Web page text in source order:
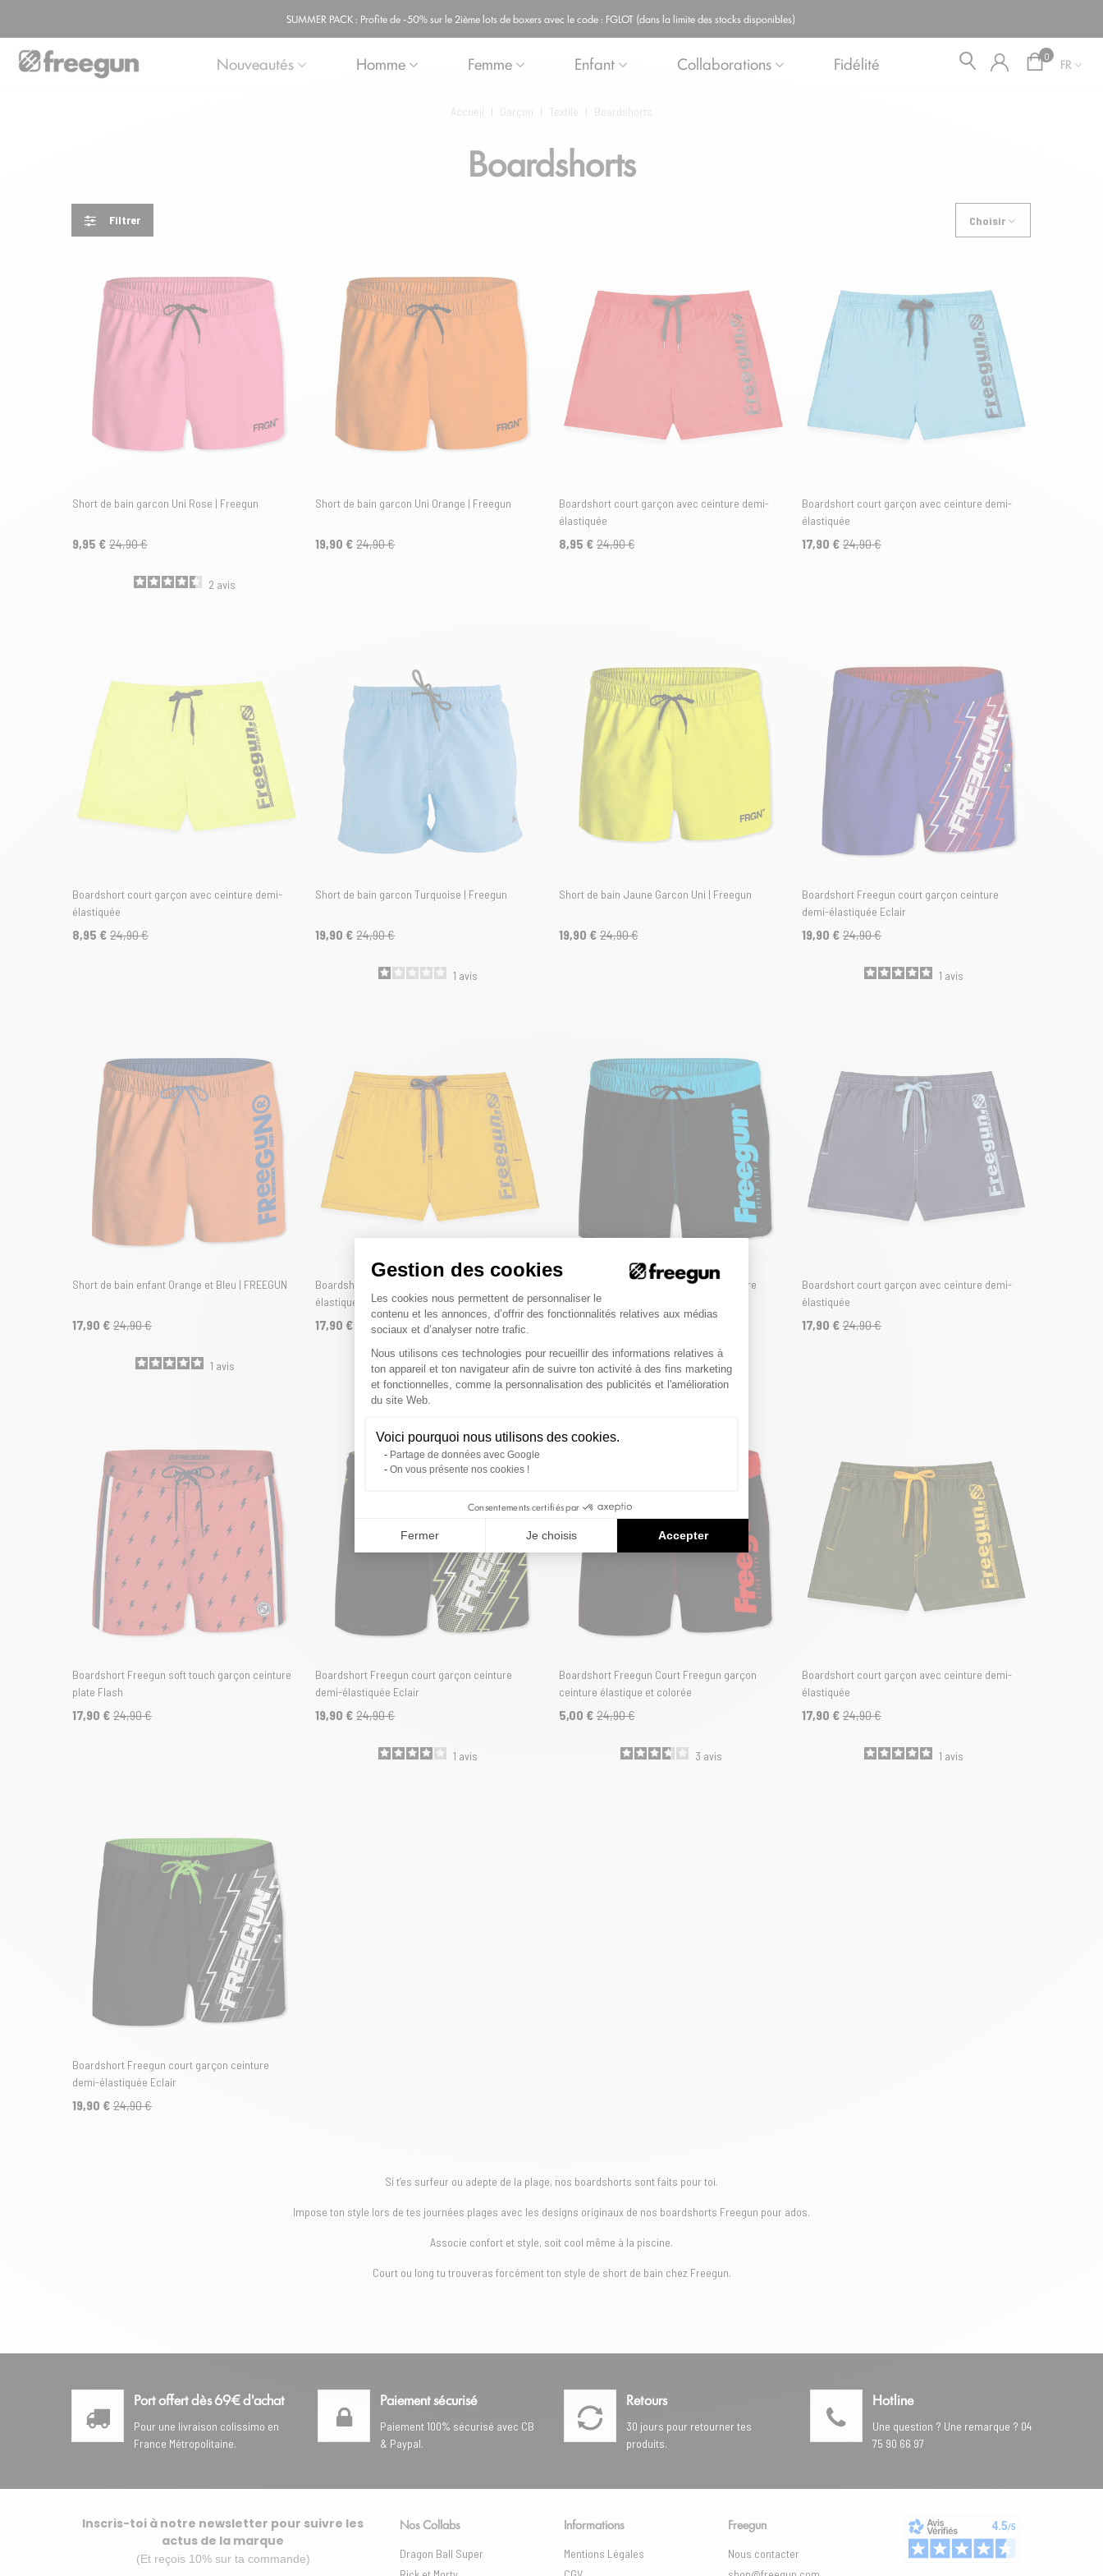
SUMMER PACK : Profite de -50% sur le 2ième lots de boxers avec le code : FGLOT (dans la limite des stocks disponibles)
Nouveautés Homme Femme Enfant Collaborations Fidélité 0 FR
Accueil | Garçon | Textile | Boardshorts
Boardshorts
Filtrer Choisir
Short de bain garcon Uni Rose | Freegun
9,95 € 24,90 €
2 avis
Short de bain garcon Uni Orange | Freegun
19,90 € 24,90 €
Boardshort court garçon avec ceinture demi-
élastiquée
8,95 € 24,90 €
Boardshort court garçon avec ceinture demi-
élastiquée
17,90 € 24,90 €
Boardshort court garçon avec ceinture demi-
élastiquée
8,95 € 24,90 €
Short de bain garcon Turquoise | Freegun
19,90 € 24,90 €
1 avis
Short de bain Jaune Garcon Uni | Freegun
19,90 € 24,90 €
Boardshort Freegun court garçon ceinture
demi-élastiquée Eclair
19,90 € 24,90 €
1 avis
Short de bain enfant Orange et Bleu | FREEGUN
17,90 € 24,90 €
1 avis
Boardshort court garçon avec ceinture demi-
élastiquée
17,90 € 24,90 €
Boardshort Court Freegun garçon ceinture
élastique et colorée
2avis
Boardshort court garçon avec ceinture demi-
élastiquée
17,90 € 24,90 €
Boardshort Freegun soft touch garçon ceinture
plate Flash
17,90 € 24,90 €
Boardshort Freegun court garçon ceinture
demi-élastiquée Eclair
19,90 € 24,90 €
1 avis
Boardshort Freegun Court Freegun garçon
ceinture élastique et colorée
5,00 € 24,90 €
3 avis
Boardshort court garçon avec ceinture demi-
élastiquée
17,90 € 24,90 €
1 avis
Boardshort Freegun court garçon ceinture
demi-élastiquée Eclair
19,90 € 24,90 €
Si t’es surfeur ou adepte de la plage, nos boardshorts sont faits pour toi.
Impose ton style lors de tes journées plages avec les designs originaux de nos boardshorts Freegun pour ados.
Associe confort et style, soit cool même à la piscine.
Court ou long tu trouveras forcément ton style de short de bain chez Freegun.
Port offert dès 69€ d'achat
Pour une livraison colissimo en
France Métropolitaine.
Paiement sécurisé
Paiement 100% sécurisé avec CB
& Paypal.
Retours
30 jours pour retourner tes
produits.
Hotline
Une question ? Une remarque ? 04
75 90 66 97
Inscris-toi à notre newsletter pour suivre les
actus de la marque
(Et reçois 10% sur ta commande)
Nos Collabs
Dragon Ball Super
Informations
Mentions Légales
Freegun
Nous contacter
Gestion des cookies
Plateforme de Gestion du Consentement : Personnalisez vos Options
Les cookies nous permettent de personnaliser le
contenu et les annonces, d’offrir des fonctionnalités relatives aux médias
sociaux et d’analyser notre trafic.
Nous utilisons ces technologies pour recueillir des informations relatives à
ton appareil et ton navigateur afin de suivre ton activité à des fins marketing
et fonctionnelles, comme la personnalisation des publicités et l'amélioration
du site Web.
Voici pourquoi nous utilisons des cookies.
Partage de données avec Google
On vous présente nos cookies !
Consentements certifiés par
Fermer Je choisis Accepter
Axeptio consent